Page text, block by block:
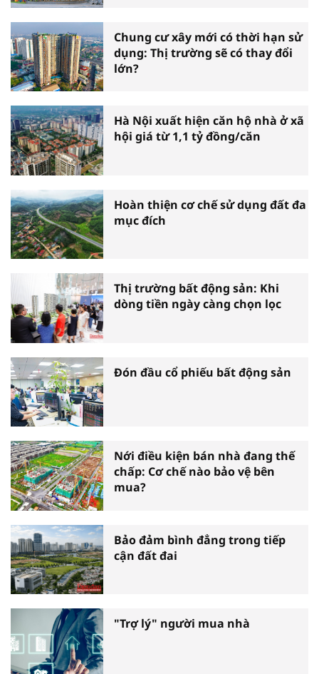
Chung cư xây mới có thời hạn sử
dụng: Thị trường sẽ có thay đổi
lớn?
Hà Nội xuất hiện căn hộ nhà ở xã
hội giá từ 1,1 tỷ đồng/căn
Hoàn thiện cơ chế sử dụng đất đa
mục đích
Thị trường bất động sản: Khi
dòng tiền ngày càng chọn lọc
Đón đầu cổ phiếu bất động sản
Nới điều kiện bán nhà đang thế
chấp: Cơ chế nào bảo vệ bên
mua?
Bảo đảm bình đẳng trong tiếp
cận đất đai
"Trợ lý" người mua nhà